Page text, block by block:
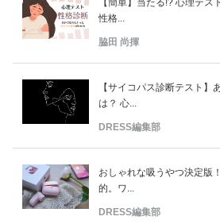
【簡単】当たる!? 心理テ
性格...
脇田 尚揮
【サイコパス診断テスト】
は？ 心...
DRESS編集部
おしゃれな吸うやつ決定版
的。ワ...
DRESS編集部